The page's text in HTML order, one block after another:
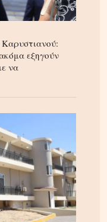
εξηγούν
να